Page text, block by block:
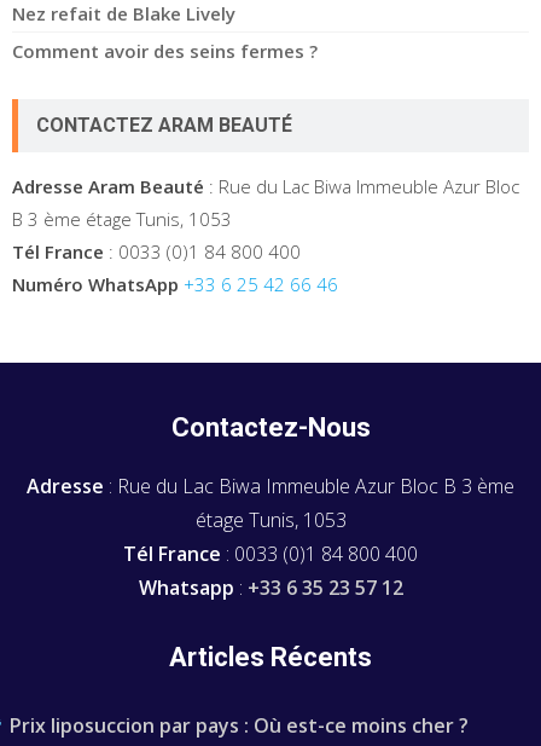
Nez refait de Blake Lively
Comment avoir des seins fermes ?
CONTACTEZ ARAM BEAUTÉ
Adresse Aram Beauté : Rue du Lac Biwa Immeuble Azur Bloc
B 3 ème étage Tunis, 1053
Tél France : 0033 (0)1 84 800 400
Numéro WhatsApp +33 6 25 42 66 46
Contactez-Nous
Adresse : Rue du Lac Biwa Immeuble Azur Bloc B 3 ème
étage Tunis, 1053
Tél France : 0033 (0)1 84 800 400
Whatsapp : +33 6 35 23 57 12
Articles Récents
Prix liposuccion par pays : Où est-ce moins cher ?